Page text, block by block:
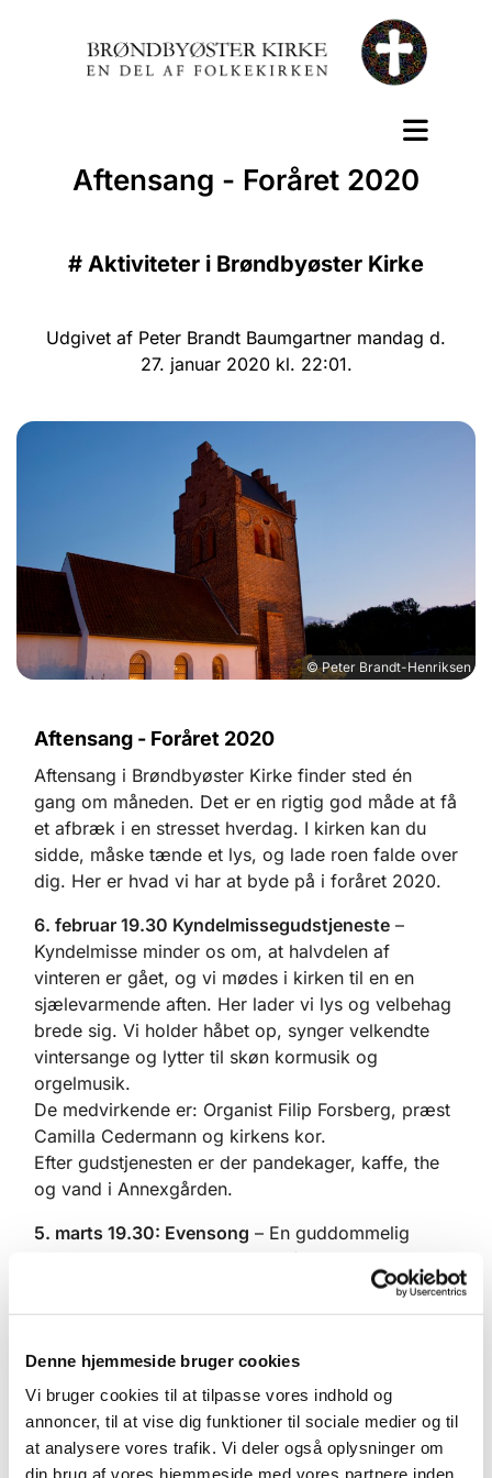
Denne hjemmeside bruger cookies
Vi bruger cookies til at tilpasse vores indhold og
annoncer, til at vise dig funktioner til sociale medier og til
at analysere vores trafik. Vi deler også oplysninger om
din brug af vores hjemmeside med vores partnere inden
Aftensang - Foråret 2020
# Aktiviteter i Brøndbyøster Kirke
Udgivet af Peter Brandt Baumgartner mandag d.
27. januar 2020 kl. 22:01.
© Peter Brandt-Henriksen
Aftensang - Foråret 2020
Aftensang i Brøndbyøster Kirke finder sted én
gang om måneden. Det er en rigtig god måde at få
et afbræk i en stresset hverdag. I kirken kan du
sidde, måske tænde et lys, og lade roen falde over
dig. Her er hvad vi har at byde på i foråret 2020.
6. februar 19.30 Kyndelmissegudstjeneste –
Kyndelmisse minder os om, at halvdelen af
vinteren er gået, og vi mødes i kirken til en en
sjælevarmende aften. Her lader vi lys og velbehag
brede sig. Vi holder håbet op, synger velkendte
vintersange og lytter til skøn kormusik og
orgelmusik.
De medvirkende er: Organist Filip Forsberg, præst
Camilla Cedermann og kirkens kor.
Efter gudstjenesten er der pandekager, kaffe, the
og vand i Annexgården.
5. marts 19.30: Evensong – En guddommelig
smuk gudstjeneste, inspireret af den anglikanske
tradition for aftensang, hvor især korsang spiller
en meget fremtrædende rolle. Der synges engelsk
tekstlæsninger og fællessalmer. Det er smukt og
det er medrivende.
De medvirkende er: Organist Filip Forsberg, præst
Camilla Cedermann og kirkens kor.